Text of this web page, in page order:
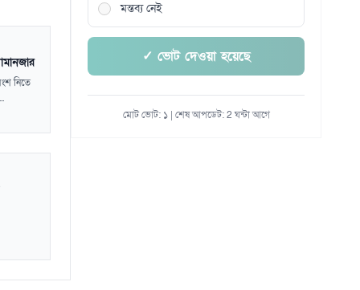
নিতে
মন্তব্য নেই
✓ ভোট দেওয়া হয়েছে
মোট ভোট: ১ | শেষ আপডেট: 2 ঘন্টা আগে